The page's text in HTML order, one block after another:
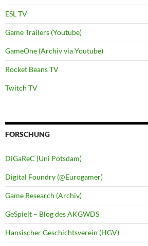
ESL TV
Game Trailers (Youtube)
GameOne (Archiv via Youtube)
Rocket Beans TV
Twitch TV
FORSCHUNG
DiGaReC (Uni Potsdam)
Digital Foundry (@Eurogamer)
Game Research (Archiv)
GeSpielt – Blog des AKGWDS
Hansischer Geschichtsverein (HGV)